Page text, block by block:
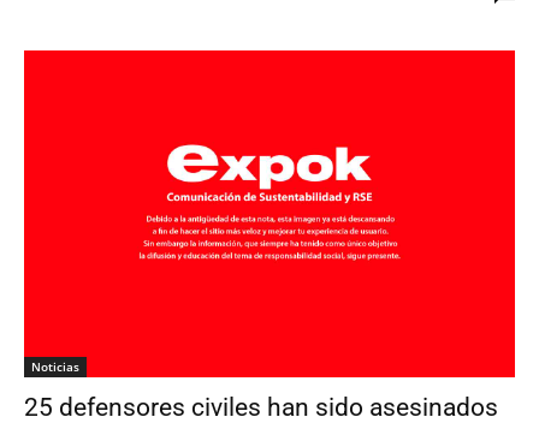
Noticias
25 defensores civiles han sido asesinados